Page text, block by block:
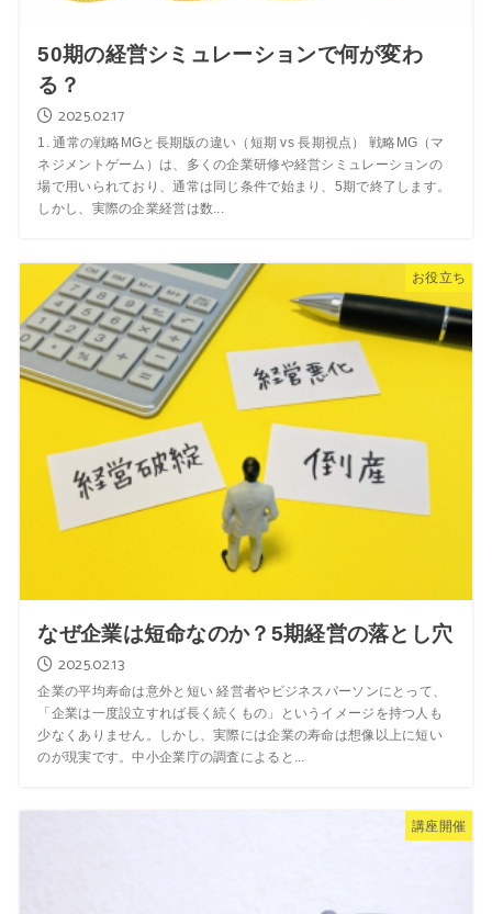
50期の経営シミュレーションで何が変わ
る？
2025.02.17
1. 通常の戦略MGと長期版の違い（短期 vs 長期視点） 戦略MG（マ
ネジメントゲーム）は、多くの企業研修や経営シミュレーションの
場で用いられており、通常は同じ条件で始まり、5期で終了します。
しかし、実際の企業経営は数...
お役立ち
なぜ企業は短命なのか？5期経営の落とし穴
2025.02.13
企業の平均寿命は意外と短い 経営者やビジネスパーソンにとって、
「企業は一度設立すれば長く続くもの」というイメージを持つ人も
少なくありません。しかし、実際には企業の寿命は想像以上に短い
のが現実です。中小企業庁の調査によると...
講座開催